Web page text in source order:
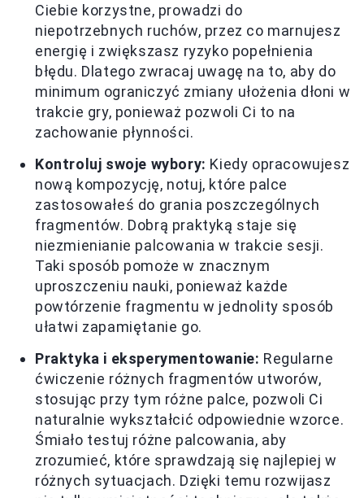
Ciebie korzystne, prowadzi do
niepotrzebnych ruchów, przez co marnujesz
energię i zwiększasz ryzyko popełnienia
błędu. Dlatego zwracaj uwagę na to, aby do
minimum ograniczyć zmiany ułożenia dłoni w
trakcie gry, ponieważ pozwoli Ci to na
zachowanie płynności.
Kontroluj swoje wybory: Kiedy opracowujesz
nową kompozycję, notuj, które palce
zastosowałeś do grania poszczególnych
fragmentów. Dobrą praktyką staje się
niezmienianie palcowania w trakcie sesji.
Taki sposób pomoże w znacznym
uproszczeniu nauki, ponieważ każde
powtórzenie fragmentu w jednolity sposób
ułatwi zapamiętanie go.
Praktyka i eksperymentowanie: Regularne
ćwiczenie różnych fragmentów utworów,
stosując przy tym różne palce, pozwoli Ci
naturalnie wykształcić odpowiednie wzorce.
Śmiało testuj różne palcowania, aby
zrozumieć, które sprawdzają się najlepiej w
różnych sytuacjach. Dzięki temu rozwijasz